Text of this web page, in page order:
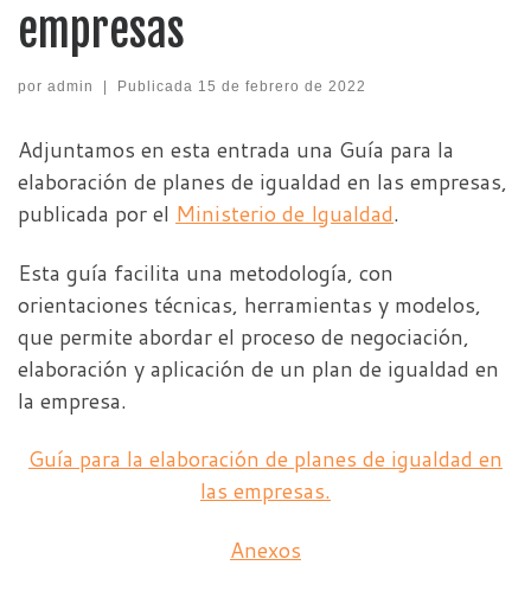
empresas
por admin Publicada 15 de febrero de 2022
Adjuntamos en esta entrada una Guía para la
elaboración de planes de igualdad en las empresas,
publicada por el Ministerio de Igualdad.
Esta guía facilita una metodología, con
orientaciones técnicas, herramientas y modelos,
que permite abordar el proceso de negociación,
elaboración y aplicación de un plan de igualdad en
la empresa.
Guía para la elaboración de planes de igualdad en
las empresas.
Anexos